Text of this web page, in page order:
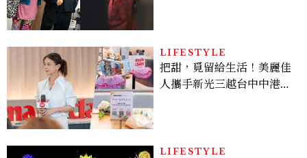
看點懶人包
LIFESTYLE
把甜，覓留給生活！美麗佳
人攜手新光三越台中中港
LIFESTYLE